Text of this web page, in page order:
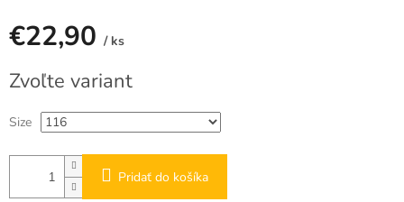
€22,90 / ks
cena:
Zvoľte variant
Size
Pridať do košíka